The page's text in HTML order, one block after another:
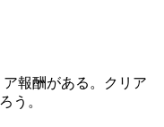
報酬がある。クリア
う。